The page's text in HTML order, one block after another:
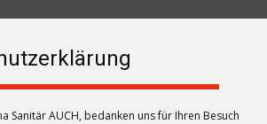
Sanitär AUCH, bedanken uns für Ihren Besuch